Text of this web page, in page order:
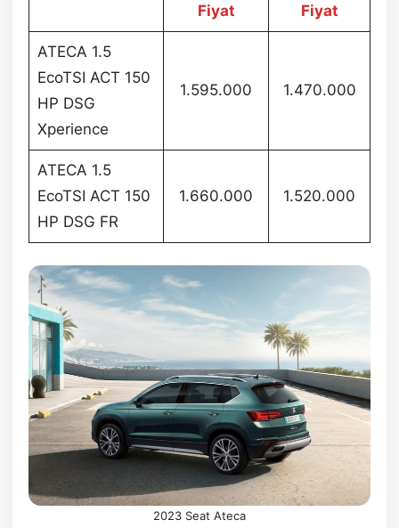
Fiyat
Fiyat
ATECA 1.5
EcoTSI ACT 150
HP DSG
Xperience
1.595.000 1.470.000
ATECA 1.5
EcoTSI ACT 150
HP DSG FR
1.660.000 1.520.000
2023 Seat Ateca